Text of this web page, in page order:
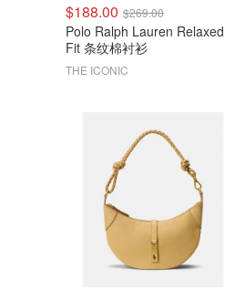
$188.00 $269.00
Polo Ralph Lauren Relaxed
Fit 条纹棉衬衫
THE ICONIC